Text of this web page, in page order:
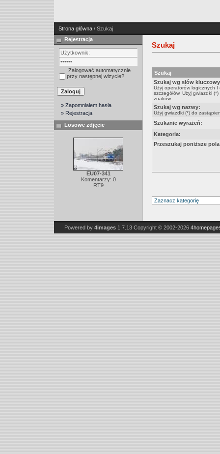
Strona główna / Szukaj
Rejestracja
Zalogować automatycznie
przy następnej wizycie?
» Zapomniałem hasła
» Rejestracja
Losowe zdjęcie
EU07-341
Komentarzy: 0
RT9
Szukaj
Szukaj
Szukaj wg słów
Użyj operatorów logicznych
szczegółów. Użyj gwiazdki
znaków.
Szukaj wg nazwy:
Użyj gwiazdki (*) do
Szukanie wyrażeń:
Kategoria:
Przeszukaj poniższe
Powered by 4images 1.7.13 Copyright © 2002-2026